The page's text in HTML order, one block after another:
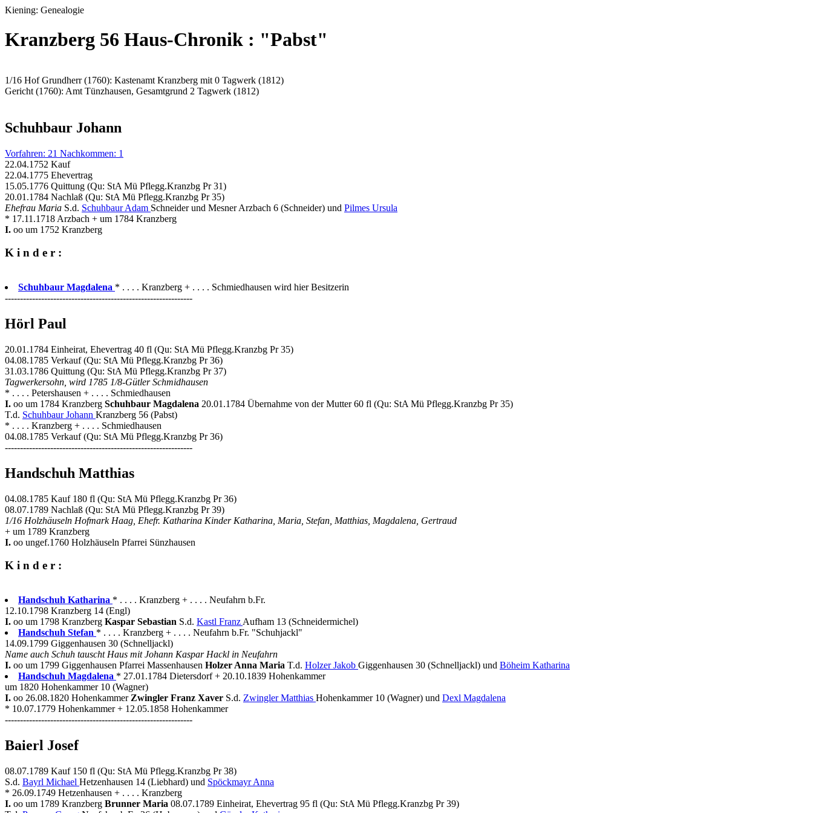
Kiening: Genealogie
Kranzberg 56 Haus-Chronik : "Pabst"
1/16 Hof Grundherr (1760): Kastenamt Kranzberg mit 0 Tagwerk (1812)
Gericht (1760): Amt Tünzhausen, Gesamtgrund 2 Tagwerk (1812)
Schuhbaur Johann
Vorfahren: 21 Nachkommen: 1
22.04.1752 Kauf
22.04.1775 Ehevertrag
15.05.1776 Quittung (Qu: StA Mü Pflegg.Kranzbg Pr 31)
20.01.1784 Nachlaß (Qu: StA Mü Pflegg.Kranzbg Pr 35)
Ehefrau Maria S.d. Schuhbaur Adam Schneider und Mesner Arzbach 6 (Schneider) und Pilmes Ursula
* 17.11.1718 Arzbach + um 1784 Kranzberg
I. oo um 1752 Kranzberg
K i n d e r :
Schuhbaur Magdalena * . . . . Kranzberg + . . . . Schmiedhausen wird hier Besitzerin
--------------------------------------------------------------
Hörl Paul
20.01.1784 Einheirat, Ehevertrag 40 fl (Qu: StA Mü Pflegg.Kranzbg Pr 35)
04.08.1785 Verkauf (Qu: StA Mü Pflegg.Kranzbg Pr 36)
31.03.1786 Quittung (Qu: StA Mü Pflegg.Kranzbg Pr 37)
Tagwerkersohn, wird 1785 1/8-Gütler Schmidhausen
* . . . . Petershausen + . . . . Schmiedhausen
I. oo um 1784 Kranzberg Schuhbaur Magdalena 20.01.1784 Übernahme von der Mutter 60 fl (Qu: StA Mü Pflegg.Kranzbg Pr 35)
T.d. Schuhbaur Johann Kranzberg 56 (Pabst)
* . . . . Kranzberg + . . . . Schmiedhausen
04.08.1785 Verkauf (Qu: StA Mü Pflegg.Kranzbg Pr 36)
--------------------------------------------------------------
Handschuh Matthias
04.08.1785 Kauf 180 fl (Qu: StA Mü Pflegg.Kranzbg Pr 36)
08.07.1789 Nachlaß (Qu: StA Mü Pflegg.Kranzbg Pr 39)
1/16 Holzhäuseln Hofmark Haag, Ehefr. Katharina Kinder Katharina, Maria, Stefan, Matthias, Magdalena, Gertraud
+ um 1789 Kranzberg
I. oo ungef.1760 Holzhäuseln Pfarrei Sünzhausen
K i n d e r :
Handschuh Katharina * . . . . Kranzberg + . . . . Neufahrn b.Fr.
12.10.1798 Kranzberg 14 (Engl)
I. oo um 1798 Kranzberg Kaspar Sebastian S.d. Kastl Franz Aufham 13 (Schneidermichel)
Handschuh Stefan * . . . . Kranzberg + . . . . Neufahrn b.Fr. "Schuhjackl"
14.09.1799 Giggenhausen 30 (Schnelljackl)
Name auch Schuh tauscht Haus mit Johann Kaspar Hackl in Neufahrn
I. oo um 1799 Giggenhausen Pfarrei Massenhausen Holzer Anna Maria T.d. Holzer Jakob Giggenhausen 30 (Schnelljackl) und Böheim Katharina
Handschuh Magdalena * 27.01.1784 Dietersdorf + 20.10.1839 Hohenkammer
um 1820 Hohenkammer 10 (Wagner)
I. oo 26.08.1820 Hohenkammer Zwingler Franz Xaver S.d. Zwingler Matthias Hohenkammer 10 (Wagner) und Dexl Magdalena
* 10.07.1779 Hohenkammer + 12.05.1858 Hohenkammer
--------------------------------------------------------------
Baierl Josef
08.07.1789 Kauf 150 fl (Qu: StA Mü Pflegg.Kranzbg Pr 38)
S.d. Bayrl Michael Hetzenhausen 14 (Liebhard) und Spöckmayr Anna
* 26.09.1749 Hetzenhausen + . . . . Kranzberg
I. oo um 1789 Kranzberg Brunner Maria 08.07.1789 Einheirat, Ehevertrag 95 fl (Qu: StA Mü Pflegg.Kranzbg Pr 39)